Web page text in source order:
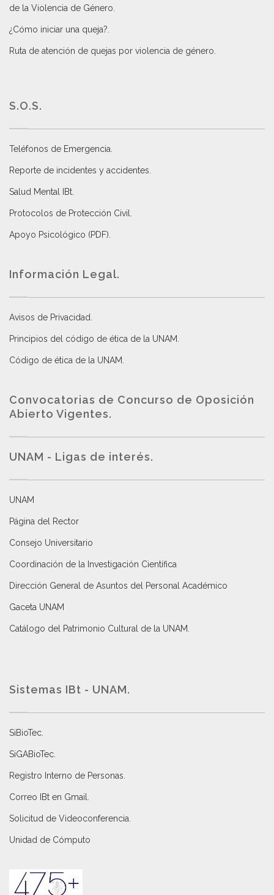
de la Violencia de Género
¿Cómo iniciar una queja?
Ruta de atención de quejas por violencia de género
S.O.S.
Teléfonos de Emergencia.
Reporte de incidentes y accidentes
Salud Mental IBt
Protocolos de Protección Civil
Apoyo Psicológico (PDF)
Información Legal.
Avisos de Privacidad
Principios del código de ética de la UNAM
Código de ética de la UNAM
Convocatorias de Concurso de Oposición
Abierto Vigentes.
UNAM - Ligas de interés.
UNAM
Página del Rector
Consejo Universitario
Coordinación de la Investigación Científica
Dirección General de Asuntos del Personal Académico
Gaceta UNAM
Catálogo del Patrimonio Cultural de la UNAM.
Sistemas IBt - UNAM.
SiBioTec
SiGABioTec.
Registro Interno de Personas
Correo IBt en Gmail
Solicitud de Videoconferencia.
Unidad de Cómputo